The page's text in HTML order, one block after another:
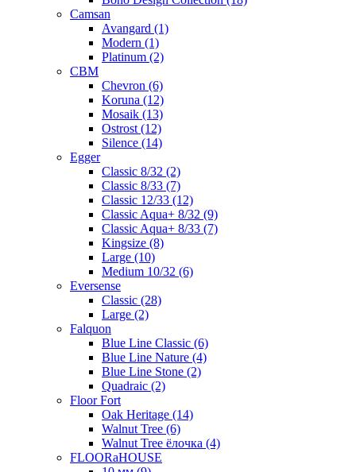
Camsan
Avangard (1)
Modern (1)
Platinum (2)
CBM
Chevron (6)
Koruna (12)
Mosaik (13)
Ostrost (12)
Silence (14)
Egger
Classic 8/32 (2)
Classic 8/33 (7)
Classic 12/33 (12)
Classic Aqua+ 8/32 (9)
Classic Aqua+ 8/33 (7)
Kingsize (8)
Large (10)
Medium 10/32 (6)
Eversense
Classic (28)
Large (2)
Falquon
Blue Line Classic (6)
Blue Line Nature (4)
Blue Line Stone (2)
Quadraic (2)
Floor Fort
Oak Heritage (14)
Walnut Tree (6)
Walnut Tree ёлочка (4)
FLOORaHOUSE